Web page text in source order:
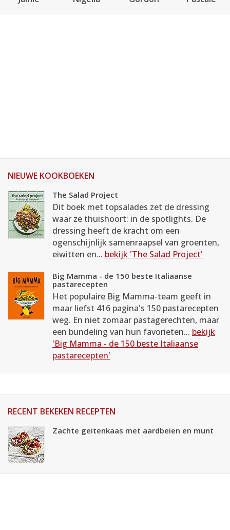
NIEUWE KOOKBOEKEN
The Salad Project
Dit boek met topsalades zet de dressing
waar ze thuishoort: in de spotlights. De
dressing heeft de kracht om een
ogenschijnlijk samenraapsel van groenten,
eiwitten en... bekijk 'The Salad Project'
Big Mamma - de 150 beste Italiaanse
pastarecepten
Het populaire Big Mamma-team geeft in
maar liefst 416 pagina's 150 pastarecepten
weg. En niet zomaar pastagerechten, maar
een bundeling van hun favorieten... bekijk
'Big Mamma - de 150 beste Italiaanse
pastarecepten'
RECENT BEKEKEN RECEPTEN
Zachte geitenkaas met aardbeien en munt